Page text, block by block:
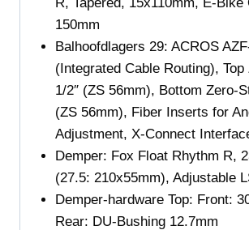
150mm
Balhoofdlagers 29: ACROS
(Integrated Cable Routing),
1/2″ (ZS 56mm), Bottom Zero-
(ZS 56mm), Fiber Inserts for
Adjustment, X-Connect
Demper: Fox Float Rhythm R,
(27.5: 210x55mm), Adjustable
Demper-hardware Top: Front:
Rear: DU-Bushing 12.7mm